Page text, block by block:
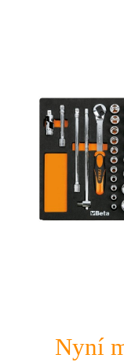
Nyní